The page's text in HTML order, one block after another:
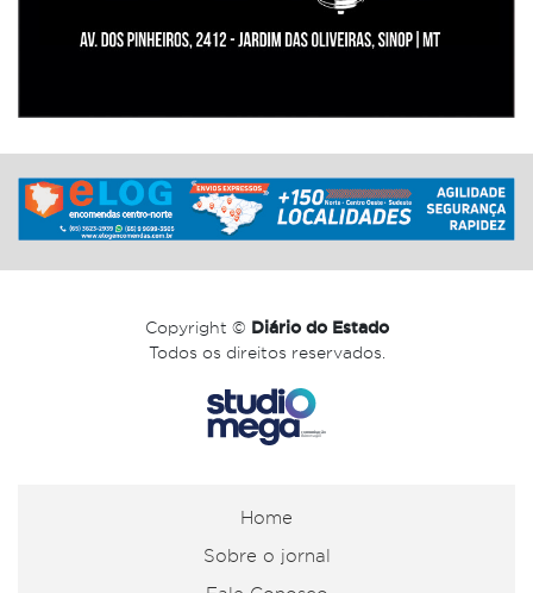
Copyright © Diário do Estado
Todos os direitos reservados.
Home
Sobre o jornal